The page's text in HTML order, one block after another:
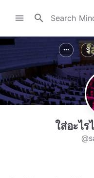
menu search
more_horiz attach_money
ใส่อะไ